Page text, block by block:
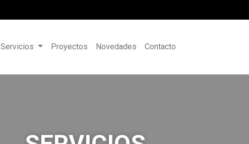
Servicios Proyectos Novedades Contacto